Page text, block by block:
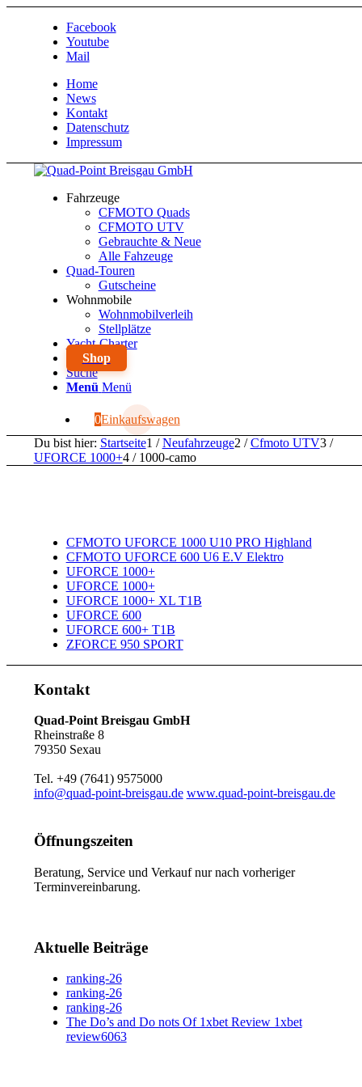
Facebook
Youtube
Mail
Home
News
Kontakt
Datenschutz
Impressum
Fahrzeuge
CFMOTO Quads
CFMOTO UTV
Gebrauchte & Neue
Alle Fahzeuge
Quad-Touren
Gutscheine
Wohnmobile
Wohnmobilverleih
Stellplätze
Yacht-Charter
Shop
Suche
Menü Menü
0Einkaufswagen
Du bist hier: Startseite1 / Neufahrzeuge2 / Cfmoto UTV3 /
UFORCE 1000+4 / 1000-camo
CFMOTO UFORCE 1000 U10 PRO Highland
CFMOTO UFORCE 600 U6 E.V Elektro
UFORCE 1000+
UFORCE 1000+
UFORCE 1000+ XL T1B
UFORCE 600
UFORCE 600+ T1B
ZFORCE 950 SPORT
Kontakt
Quad-Point Breisgau GmbH
Rheinstraße 8
79350 Sexau
Tel. +49 (7641) 9575000
info@quad-point-breisgau.de www.quad-point-breisgau.de
Öffnungszeiten
Beratung, Service und Verkauf nur nach vorheriger
Terminvereinbarung.
Aktuelle Beiträge
ranking-26
ranking-26
ranking-26
The Do’s and Do nots Of 1xbet Review 1xbet
review6063